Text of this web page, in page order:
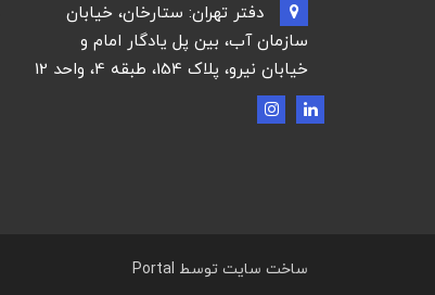
دفتر تهران: ستارخان، خیابان
سازمان آب، بین پل یادگار امام و
خیابان نیرو، پلاک 154، طبقه 4، واحد 12
ساخت سایت توسط Portal